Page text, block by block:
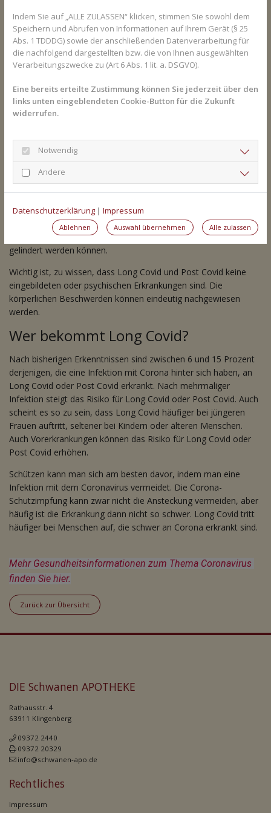
Zurück zur Übersicht
Coronavirus im Allgemeinen? Gesundheits-
Experten und -Expertinnen aus Ihrer Region
beraten Sie gerne. Hier gelangen Sie zur
Expertensuche.
Long Covid diagnostizieren
Erkrankung die Ursache der Symptome ist. Erst dann kann davon
auf Long Covid oder Post Covid geschlossen werden. Wer
vermutet, an Long Covid oder Post Covid zu leiden, sollte sich
an einen Arzt wenden. Noch gibt es keine gezielte Behandlung
gegen Long Covid oder Post Covid, aber einzelne Beschwerden
können gelindert werden. Dafür kann der Hausarzt an einen
Facharzt überweisen. Hier kann entschieden werden, wie die
Leiden, die durch Long Covid oder Post Covid entstehen,
gelindert werden können.
Wichtig ist, zu wissen, dass Long Covid und Post Covid keine
eingebildeten oder psychischen Erkrankungen sind. Die
körperlichen Beschwerden können eindeutig nachgewiesen
werden.
Wer bekommt Long Covid?
Nach bisherigen Erkenntnissen sind zwischen 6 und 15 Prozent
derjenigen, die eine Infektion mit Corona hinter sich haben, an
Long Covid oder Post Covid erkrankt. Nach mehrmaliger
Infektion steigt das Risiko für Long Covid oder Post Covid. Auch
scheint es so zu sein, dass Long Covid häufiger bei jüngeren
Frauen auftritt, seltener bei Kindern oder älteren Menschen.
Auch Vorerkrankungen können das Risiko für Long Covid oder
Post Covid erhöhen.
Schützen kann man sich am besten davor, indem man eine
Infektion mit dem Coronavirus vermeidet. Die Corona-
Schutzimpfung kann zwar nicht die Ansteckung vermeiden, aber
häufig ist die Erkrankung dann nicht so schwer. Long Covid tritt
häufiger bei Menschen auf, die schwer an Corona erkrankt sind.
Mehr Gesundheitsinformationen zum Thema Coronavirus
finden Sie hier.
DIE Schwanen APOTHEKE
Rathausstr. 4
63911 Klingenberg
09372 2440
09372 20329
info@schwanen-apo.de
Rechtliches
Impressum
Indem Sie auf „ALLE ZULASSEN“ klicken, stimmen Sie sowohl dem
Speichern und Abrufen von Informationen auf Ihrem Gerät (§ 25
Abs. 1 TDDDG) sowie der anschließenden Datenverarbeitung für
die nachfolgend dargestellten bzw. die von Ihnen ausgewählten
Verarbeitungszwecke zu (Art 6 Abs. 1 lit. a. DSGVO).
Eine bereits erteilte Zustimmung können Sie jederzeit über den
links unten eingeblendeten Cookie-Button für die Zukunft
widerrufen.
Notwendig
Andere
Datenschutzerklärung | Impressum
Ablehnen Auswahl übernehmen Alle zulassen